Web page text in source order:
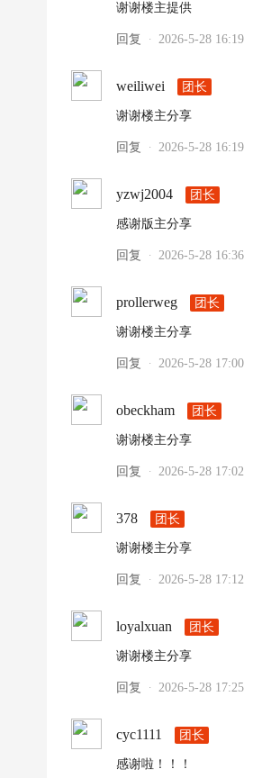
谢谢楼主提供
回复 · 2026-5-28 16:19
weiliwei 团长
谢谢楼主分享
回复 · 2026-5-28 16:19
yzwj2004 团长
感谢版主分享
回复 · 2026-5-28 16:36
prollerweg 团长
谢谢楼主分享
回复 · 2026-5-28 17:00
obeckham 团长
谢谢楼主分享
回复 · 2026-5-28 17:02
378 团长
谢谢楼主分享
回复 · 2026-5-28 17:12
loyalxuan 团长
谢谢楼主分享
回复 · 2026-5-28 17:25
cyc1111 团长
感谢啦！！！